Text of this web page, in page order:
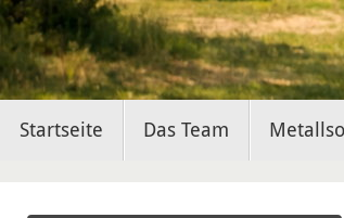
InhaltStartseite Das Team